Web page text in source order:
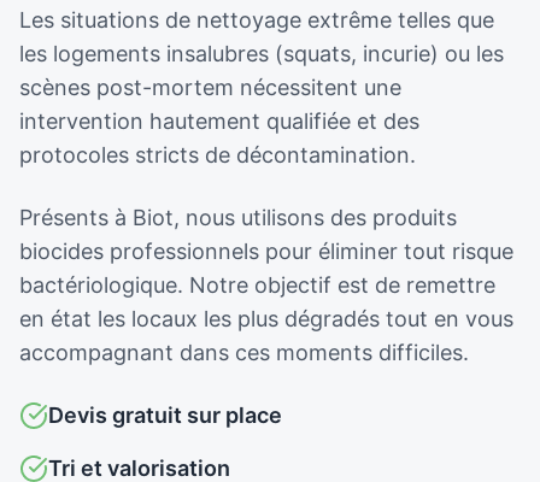
Les situations de nettoyage extrême telles que
les logements insalubres (squats, incurie) ou les
scènes post-mortem nécessitent une
intervention hautement qualifiée et des
protocoles stricts de décontamination.
Présents à Biot, nous utilisons des produits
biocides professionnels pour éliminer tout risque
bactériologique. Notre objectif est de remettre
en état les locaux les plus dégradés tout en vous
accompagnant dans ces moments difficiles.
Devis gratuit sur place
Tri et valorisation